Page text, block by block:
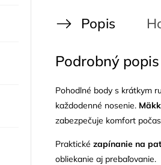
Popis
Podrobný popis
Pohodlné body s krátkym
každodenné nosenie.
zabezpečuje komfort
Praktické zapínanie na
obliekanie aj prebaľovanie.